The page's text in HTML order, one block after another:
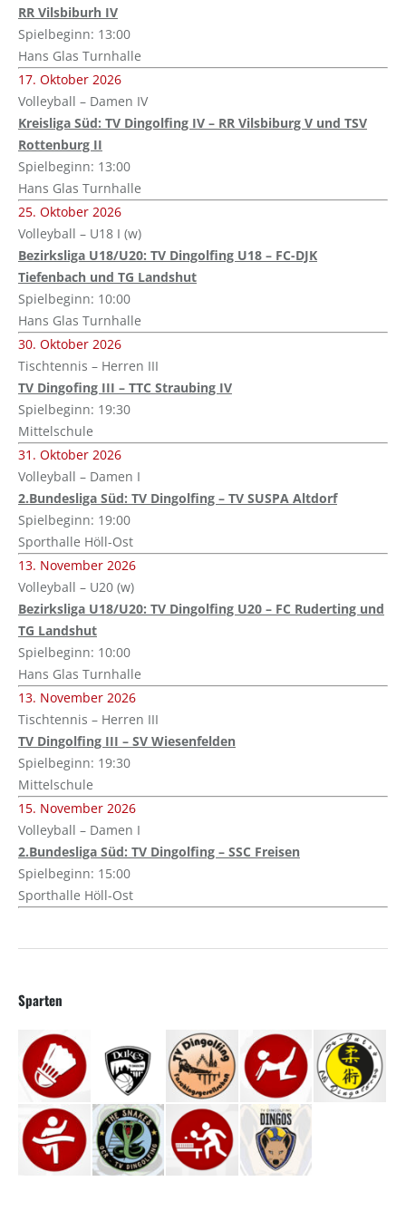
RR Vilsbiburh IV
Spielbeginn: 13:00
Hans Glas Turnhalle
17. Oktober 2026
Volleyball – Damen IV
Kreisliga Süd: TV Dingolfing IV – RR Vilsbiburg V und TSV
Rottenburg II
Spielbeginn: 13:00
Hans Glas Turnhalle
25. Oktober 2026
Volleyball – U18 I (w)
Bezirksliga U18/U20: TV Dingolfing U18 – FC-DJK
Tiefenbach und TG Landshut
Spielbeginn: 10:00
Hans Glas Turnhalle
30. Oktober 2026
Tischtennis – Herren III
TV Dingofing III – TTC Straubing IV
Spielbeginn: 19:30
Mittelschule
31. Oktober 2026
Volleyball – Damen I
2.Bundesliga Süd: TV Dingolfing – TV SUSPA Altdorf
Spielbeginn: 19:00
Sporthalle Höll-Ost
13. November 2026
Volleyball – U20 (w)
Bezirksliga U18/U20: TV Dingolfing U20 – FC Ruderting und
TG Landshut
Spielbeginn: 10:00
Hans Glas Turnhalle
13. November 2026
Tischtennis – Herren III
TV Dingolfing III – SV Wiesenfelden
Spielbeginn: 19:30
Mittelschule
15. November 2026
Volleyball – Damen I
2.Bundesliga Süd: TV Dingolfing – SSC Freisen
Spielbeginn: 15:00
Sporthalle Höll-Ost
Sparten